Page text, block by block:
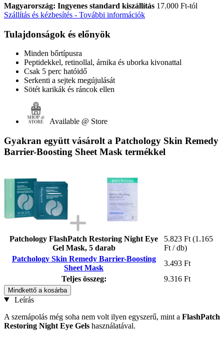
Magyarország: Ingyenes standard kiszállítás 17.000 Ft-tól
Szállítás és kézbesítés - További információk
Tulajdonságok és előnyök
Minden bőrtípusra
Peptidekkel, retinollal, árnika és uborka kivonattal
Csak 5 perc hatóidő
Serkenti a sejtek megújulását
Sötét karikák és ráncok ellen
Available @ Store
Gyakran együtt vásárolt a Patchology Skin Remedy
Barrier-Boosting Sheet Mask termékkel
Patchology FlashPatch Restoring Night Eye
Gel Mask, 5 darab
5.823 Ft (1.165
Ft / db)
Patchology Skin Remedy Barrier-Boosting
Sheet Mask
3.493 Ft
Teljes összeg:
9.316 Ft
Mindkettő a kosárba
Leírás
A szemápolás még soha nem volt ilyen egyszerű, mint a FlashPatch
Restoring Night Eye Gels használatával.